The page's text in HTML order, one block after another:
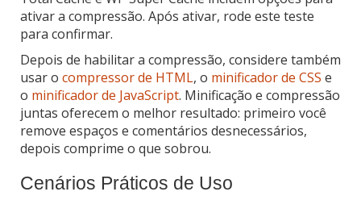
ativar a compressão. Após ativar, rode este teste
para confirmar.
Depois de habilitar a compressão, considere também
usar o compressor de HTML, o minificador de CSS e
o minificador de JavaScript. Minificação e compressão
juntas oferecem o melhor resultado: primeiro você
remove espaços e comentários desnecessários,
depois comprime o que sobrou.
Cenários Práticos de Uso